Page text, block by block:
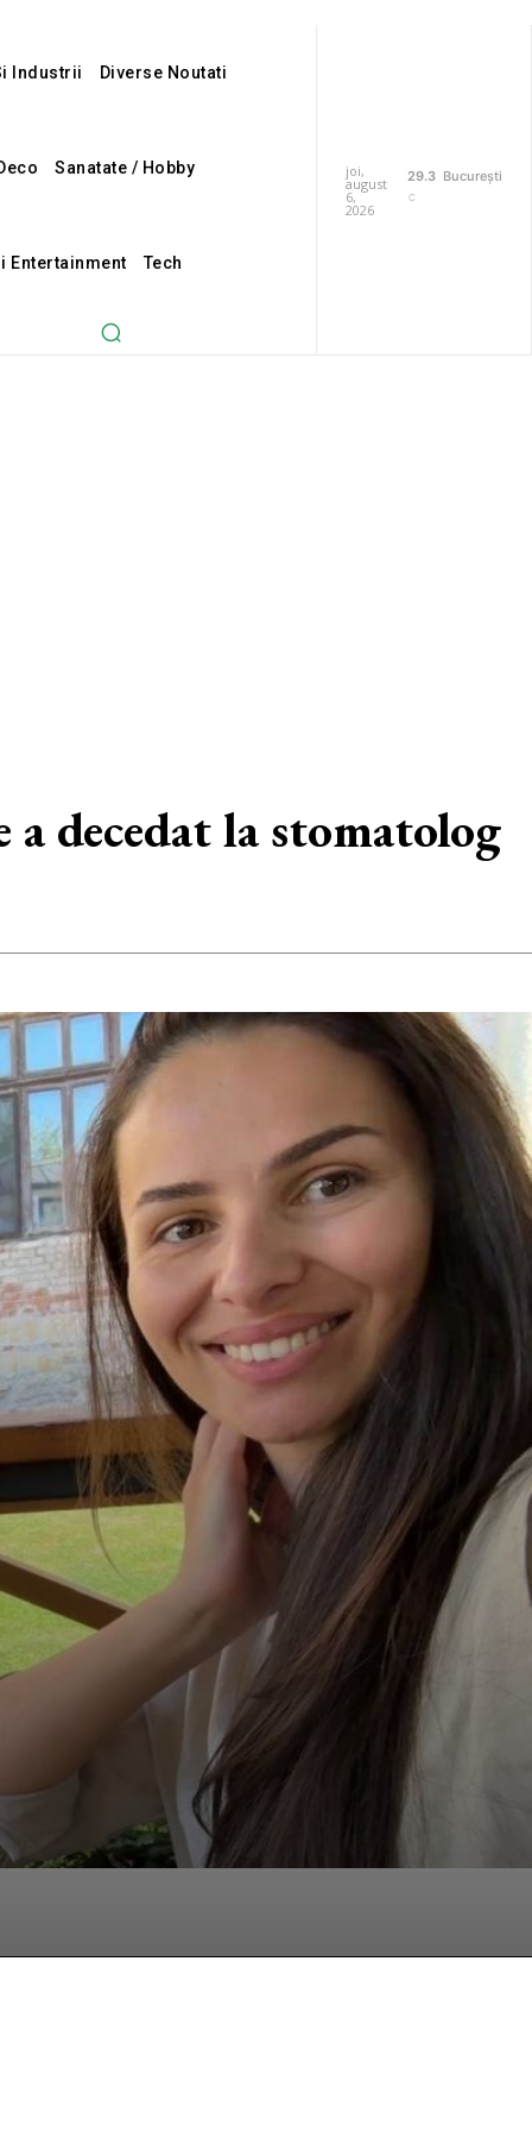
Industrii Diverse Noutati
Sanatate / Hobby
Entertainment Tech
joi,
august
6,
2026
29.3
C
București
decedat la stomatolog